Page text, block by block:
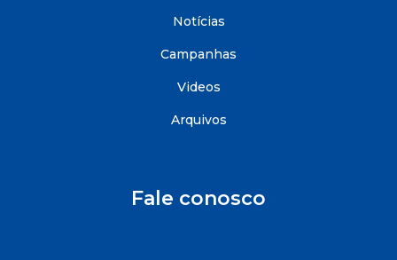
Notícias
Campanhas
Videos
Arquivos
Fale conosco